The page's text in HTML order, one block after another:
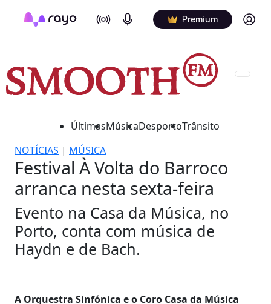
On Air Podcasts Premium Log in
ÚltimasMúsicaDesportoTrânsito
NOTÍCIAS | MÚSICA
Festival À Volta do Barroco
arranca nesta sexta-feira
Evento na Casa da Música, no
Porto, conta com música de
Haydn e de Bach.
A Orquestra Sinfónica e o Coro Casa da Música